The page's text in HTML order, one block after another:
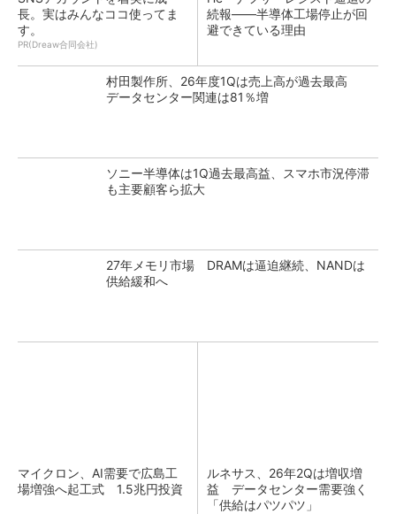
長。実はみんなココ使ってま
す。
PR(Dreaw合同会社)
続報――半導体工場停止が回
避できている理由
村田製作所、26年度1Qは売上高が過去最高
データセンター関連は81％増
ソニー半導体は1Q過去最高益、スマホ市況停滞
も主要顧客ら拡大
27年メモリ市場 DRAMは逼迫継続、NANDは
供給緩和へ
マイクロン、AI需要で広島工
場増強へ起工式 1.5兆円投資
ルネサス、26年2Qは増収増
益 データセンター需要強く
「供給はパツパツ」